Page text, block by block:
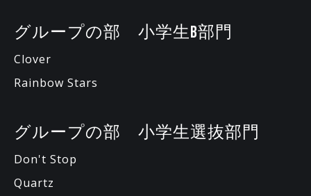
グループの部 小学生B部門
Clover
Rainbow Stars
グループの部 小学生選抜部門
Don't Stop
Quartz